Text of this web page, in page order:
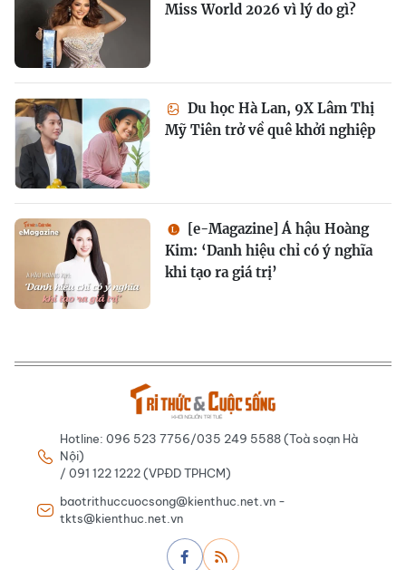
Miss World 2026 vì lý do gì?
Du học Hà Lan, 9X Lâm Thị
Mỹ Tiên trở về quê khởi nghiệp
[e-Magazine] Á hậu Hoàng
Kim: ‘Danh hiệu chỉ có ý nghĩa
khi tạo ra giá trị’
Hotline: 096 523 7756/035 249 5588 (Toà soạn Hà
Nội)
/ 091 122 1222 (VPĐD TPHCM)
baotrithuccuocsong@kienthuc.net.vn -
tkts@kienthuc.net.vn